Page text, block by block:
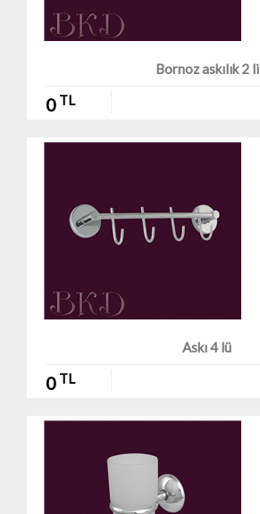
Bornoz askılık 2 li
0 TL
Askı 4 lü
0 TL